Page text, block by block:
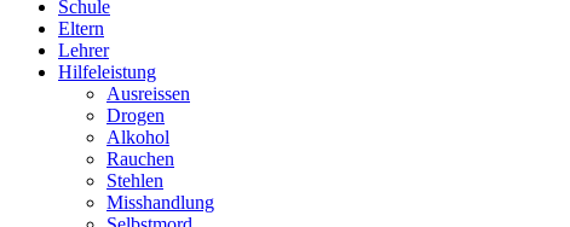
Schule
Eltern
Lehrer
Hilfeleistung
Ausreissen
Drogen
Alkohol
Rauchen
Stehlen
Misshandlung